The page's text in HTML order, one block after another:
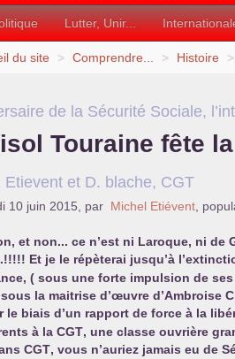
Lutter, Unir...
du site > Comprendre... > Histoire >
de la Sécurité Sociale,
Touraine fête
Etievent et D. blache, CGT
10 juin 2015 par Michel Etiévent
et non... ce n’est ni Laroque, ni
Et je le répèterai jusqu’à
( sous une forte impulsion de
la maitrise d’œuvre d’Ambroise
le biais d’un rapport de force à la
à la CGT, une classe ouvrière
CGT, vous n’auriez jamais eu de